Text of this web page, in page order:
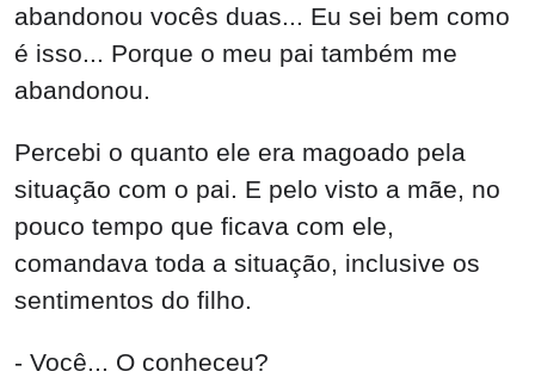
abandonou vocês duas... Eu sei bem como
é isso... Porque o meu pai também me
abandonou.
Percebi o quanto ele era magoado pela
situação com o pai. E pelo visto a mãe, no
pouco tempo que ficava com ele,
comandava toda a situação, inclusive os
sentimentos do filho.
- Você... O conheceu?